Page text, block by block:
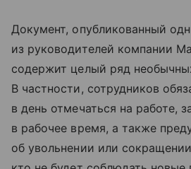
Документ, опубликованный
из руководителей компании
содержит целый ряд
В частности, сотрудников
в день отмечаться на работе,
в рабочее время, а также
об увольнении или